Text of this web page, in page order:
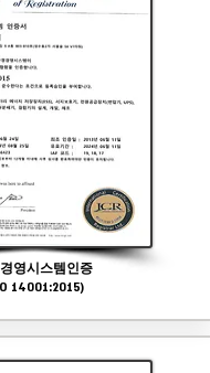
영시스템인증
14001:2015)